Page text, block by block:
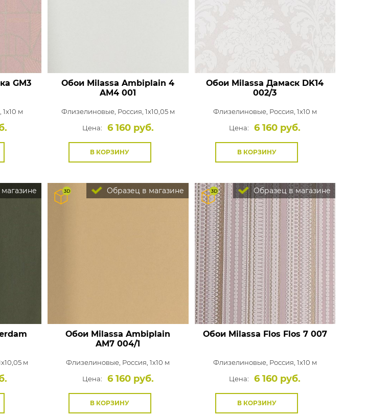
ПОКАЗАТЬ ВСЕ ОБОИ
GM3
1x10 м
Обои Milassa Ambiplain 4
AM4 001
Флизелиновые, Россия, 1x10,05 м
Цена:
6 160 руб.
В КОРЗИНУ
Обои Milassa Дамаск DK14
002/3
Флизелиновые, Россия, 1x10 м
Цена:
6 160 руб.
В КОРЗИНУ
м
Образец в магазине
Обои Milassa Ambiplain
AM7 004/1
Флизелиновые, Россия, 1x10 м
Цена:
6 160 руб.
В КОРЗИНУ
Образец в магазине
Обои Milassa Flos Flos 7 007
Флизелиновые, Россия, 1x10 м
Цена:
6 160 руб.
В КОРЗИНУ